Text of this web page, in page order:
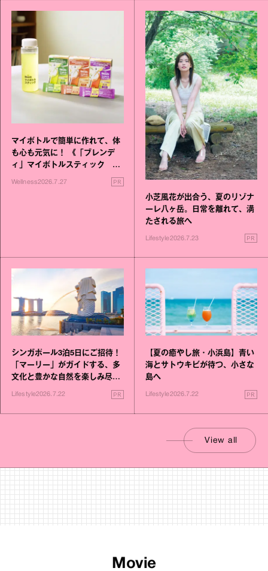
マイボトルで簡単に作れて、体
も心も元気に！ 《「ブレンデ
ィ」マイボトルスティック い
いこと毎日》シリーズが誕生
Wellness2026.7.27 PR
小芝風花が出合う、夏のリゾナ
ーレ八ヶ岳。日常を離れて、満
たされる旅へ
Lifestyle2026.7.23 PR
シンガポール3泊5日にご招待！
「マーリー」がガイドする、多
文化と豊かな自然を楽しみ尽く
Lifestyle2026.7.22 PR
【夏の癒やし旅・小浜島】青い
海とサトウキビが待つ、小さな
島へ
Lifestyle2026.7.22 PR
View all
Movie